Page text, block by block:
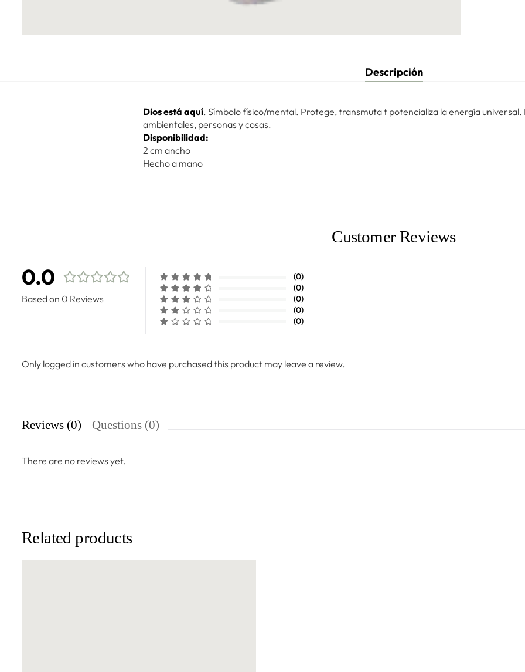
Descripción
Dios está aquí. Símbolo físico/mental. Protege, transmuta t potencializa la energía
ambientales, personas y cosas.
Disponibilidad:
2 cm ancho
Hecho a mano
Customer Reviews
0.0
Based on 0 Reviews
(0)
(0)
(0)
(0)
(0)
Only logged in customers who have purchased this product may leave a review.
Reviews (0) Questions (0)
There are no reviews yet.
Related products